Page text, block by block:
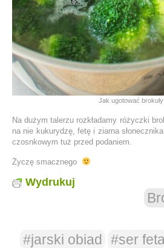
Jak ugotować
Na dużym talerzu rozkładamy różyczki
na nie kukurydzę, fetę i ziarna
czosnkowym tuż przed podaniem.
Życzę smacznego
Wydrukuj
#jarski obiad #ser